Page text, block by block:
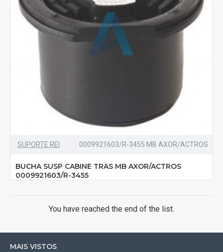
SUPORTE REI 0009921603/R-3455 MB AXOR/ACTROS
BUCHA SUSP CABINE TRAS MB AXOR/ACTROS
0009921603/R-3455
You have reached the end of the list.
MAIS VISTOS